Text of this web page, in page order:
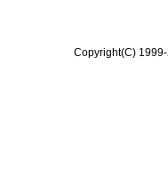
Copyright(C)